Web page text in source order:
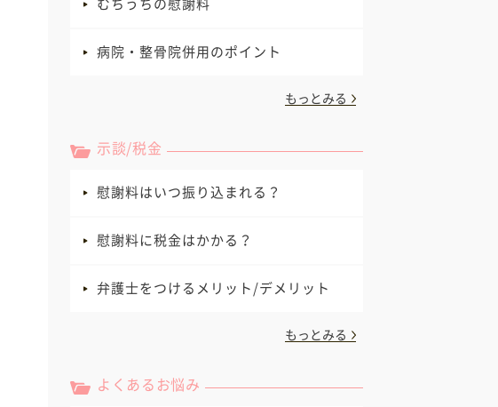
むちうちの慰謝料
病院・整骨院併用のポイント
もっとみる
示談/税金
慰謝料はいつ振り込まれる？
慰謝料に税金はかかる？
弁護士をつけるメリット/デメリット
もっとみる
よくあるお悩み